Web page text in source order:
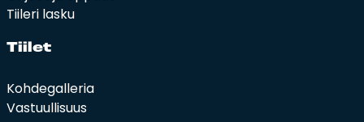
Tiileri lasku
Tii­let
Kohdegalleria
Vastuullisuus